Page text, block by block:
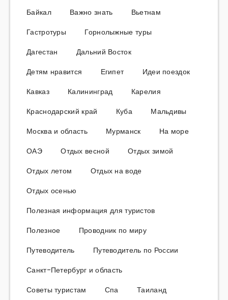
Байкал
Важно знать
Вьетнам
Гастротуры
Горнолыжные туры
Дагестан
Дальний Восток
Детям нравится
Египет
Идеи поездок
Кавказ
Калининград
Карелия
Краснодарский край
Куба
Мальдивы
Москва и область
Мурманск
На море
ОАЭ
Отдых весной
Отдых зимой
Отдых летом
Отдых на воде
Отдых осенью
Полезная информация для туристов
Полезное
Проводник по миру
Путеводитель
Путеводитель по России
Санкт-Петербург и область
Советы туристам
Спа Таиланд